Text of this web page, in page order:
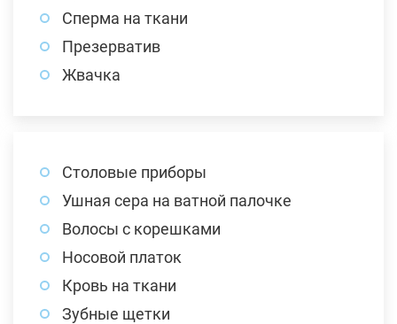
Сперма на ткани
Презерватив
Жвачка
Столовые приборы
Ушная сера на ватной палочке
Волосы с корешками
Носовой платок
Кровь на ткани
Зубные щетки